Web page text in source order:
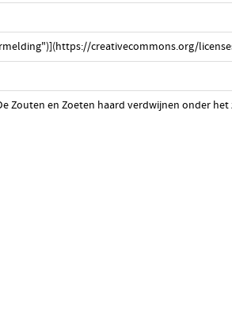
creativecommons.org/
Zouten en Zoeten haard verdwijnen onder het